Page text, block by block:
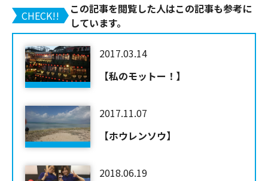
CHECK!!
この記事を閲覧した人はこの記事も参考に
しています。
2017.03.14
【私のモットー！】
2017.11.07
【ホウレンソウ】
2018.06.19